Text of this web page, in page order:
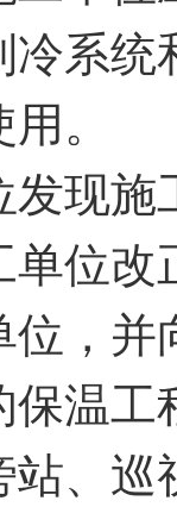
系
。
施
位
，
工
、